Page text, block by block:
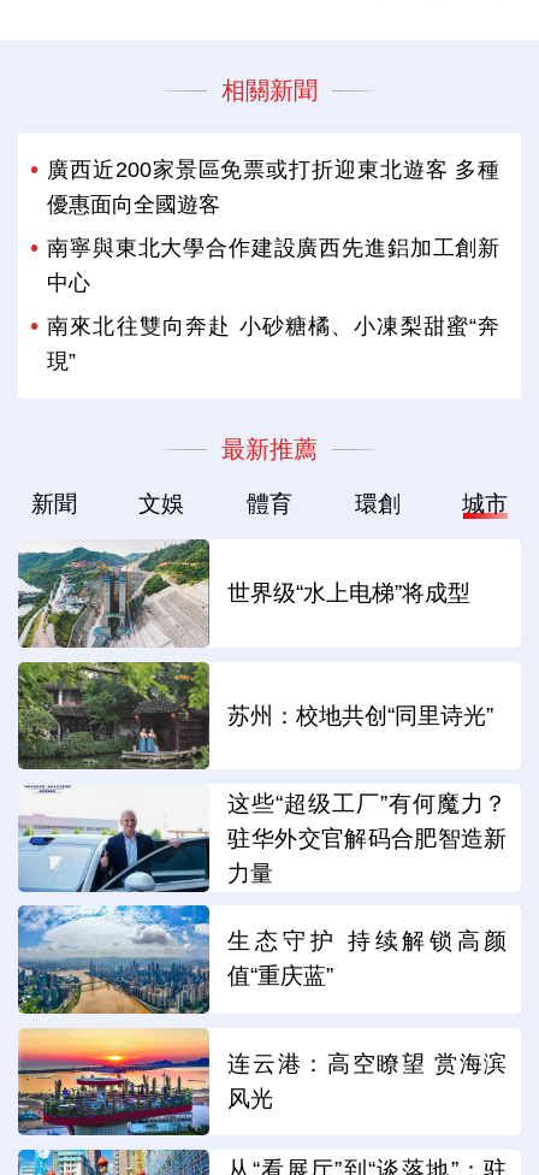
相關新聞
廣西近200家景區免票或打折迎東北遊客 多種
優惠面向全國遊客
南寧與東北大學合作建設廣西先進鋁加工創新
中心
南來北往雙向奔赴 小砂糖橘、小凍梨甜蜜“奔
現”
最新推薦
新聞 文娛 體育 環創 城市
世界级“水上电梯”将成型
苏州：校地共创“同里诗光”
这些“超级工厂”有何魔力？
驻华外交官解码合肥智造新
力量
生态守护 持续解锁高颜
值“重庆蓝”
连云港：高空瞭望 赏海滨
风光
从“看展厅”到“谈落地”：驻